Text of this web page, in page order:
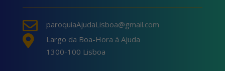
 paroquiaAjudaLisboa@gmail.com

Largo da Boa-Hora à Ajuda
1300-100 Lisboa